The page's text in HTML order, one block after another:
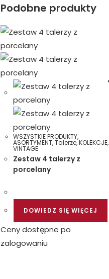
Podobne produkty
WSZYSTKIE PRODUKTY,
ASORTYMENT,Talerze,KOLEKCJE,
VINTAGE
Zestaw 4 talerzy z
porcelany
DOWIEDZ SIĘ WIĘCEJ
Ceny dostępne po
zalogowaniu